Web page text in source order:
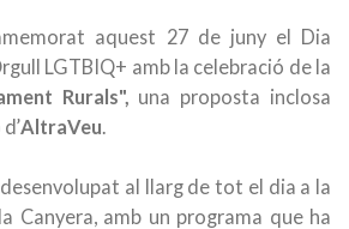
aquest 27 de juny el Dia
LGTBIQ+ amb la celebració de la
Rurals", una proposta inclosa
AltraVeu.
al llarg de tot el dia a la
Canyera, amb un programa que ha